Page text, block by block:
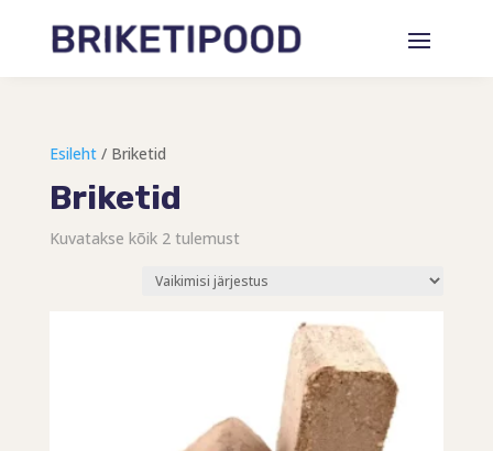
Esileht/ Briketid
Briketid
Kuvatakse kõik 2 tulemust